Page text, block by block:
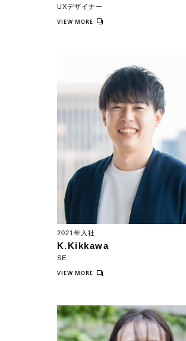
UXデザイナー
VIEW MORE
2021年入社
K.Kikkawa
SE
VIEW MORE